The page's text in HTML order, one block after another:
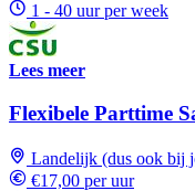
1 - 40 uur per week
Lees meer
Flexibele Parttime
Landelijk (dus ook bij
€17,00 per uur